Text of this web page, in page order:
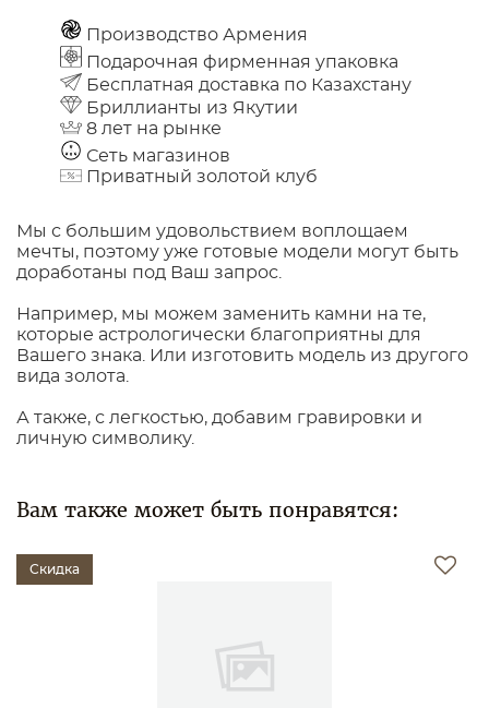
Производство Армения
Подарочная фирменная упаковка
Бесплатная доставка по Казахстану
Бриллианты из Якутии
8 лет на рынке
Сеть магазинов
Приватный золотой клуб
Мы с большим удовольствием воплощаем
мечты, поэтому уже готовые модели могут быть
доработаны под Ваш запрос.
Например, мы можем заменить камни на те,
которые астрологически благоприятны для
Вашего знака. Или изготовить модель из другого
вида золота.
А также, с легкостью, добавим гравировки и
личную символику.
Вам также может быть понравятся:
Скидка